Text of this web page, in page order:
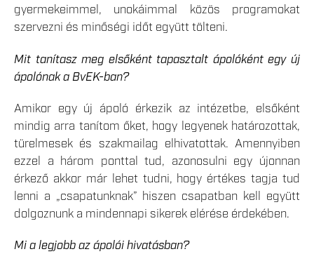
gyermekeimmel, unokáimmal közös programokat
szervezni és minőségi időt együtt tölteni.
Mit tanítasz meg elsőként tapasztalt ápolóként egy új
ápolónak a BvEK-ban?
Amikor egy új ápoló érkezik az intézetbe, elsőként
mindig arra tanítom őket, hogy legyenek határozottak,
türelmesek és szakmailag elhivatottak. Amennyiben
ezzel a három ponttal tud, azonosulni egy újonnan
érkező akkor már lehet tudni, hogy értékes tagja tud
lenni a „csapatunknak” hiszen csapatban kell együtt
dolgoznunk a mindennapi sikerek elérése érdekében.
Mi a legjobb az ápolói hivatásban?